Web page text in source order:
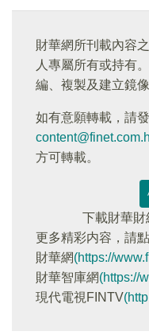
財華網所刊載內容
人專屬所有或持有
編、複製及建立鏡
如有意願轉載，請
方可轉載。
下載財華
更多精彩内容，請點
財華網(https://
財華智庫網(https://
現代電視FINTV